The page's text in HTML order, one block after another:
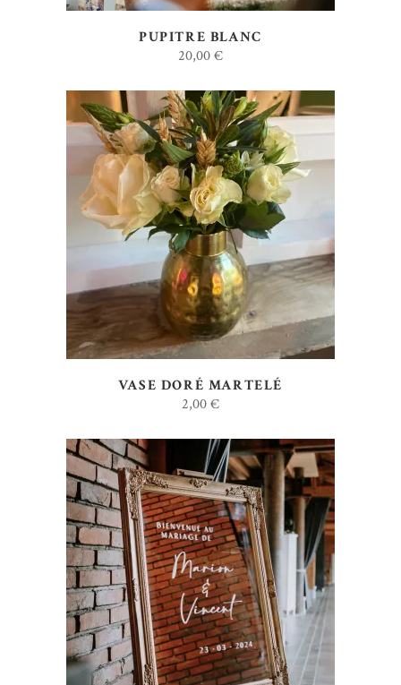
PUPITRE BLANC
20,00€
AJOUTER AU DEVIS
VASE DORÉ MARTELÉ
2,00€
AJOUTER AU DEVIS